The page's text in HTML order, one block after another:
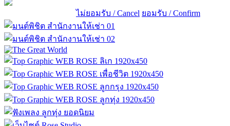
ไม่ยอมรับ / Cancel ยอมรับ / Confirm